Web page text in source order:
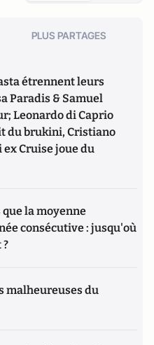
PLUS PARTAGES
étrennent leurs
Paradis & Samuel
Leonardo di Caprio
du brukini, Cristiano
Cruise joue du
la moyenne
consécutive : jusqu'où
malheureuses du